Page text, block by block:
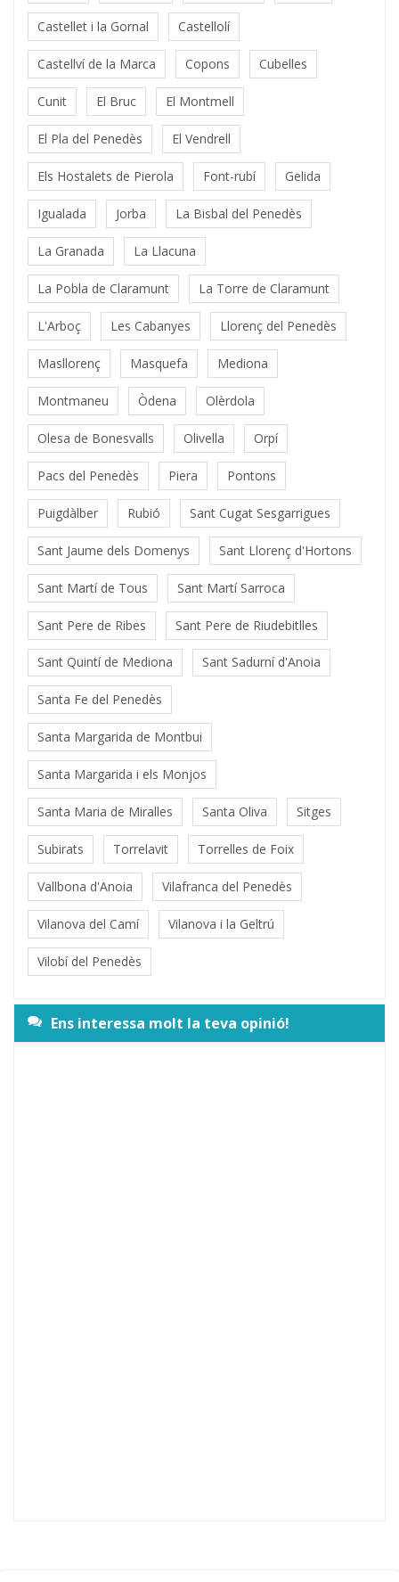
Castellet i la Gornal Castellolí
Castellví de la Marca Copons Cubelles
Cunit El Bruc El Montmell
El Pla del Penedès El Vendrell
Els Hostalets de Pierola Font-rubí Gelida
Igualada Jorba La Bisbal del Penedès
La Granada La Llacuna
La Pobla de Claramunt La Torre de Claramunt
L'Arboç Les Cabanyes Llorenç del Penedès
Masllorenç Masquefa Mediona
Montmaneu Òdena Olèrdola
Olesa de Bonesvalls Olivella Orpí
Pacs del Penedès Piera Pontons
Puigdàlber Rubió Sant Cugat Sesgarrigues
Sant Jaume dels Domenys Sant Llorenç d'Hortons
Sant Martí de Tous Sant Martí Sarroca
Sant Pere de Ribes Sant Pere de Riudebitlles
Sant Quintí de Mediona Sant Sadurní d'Anoia
Santa Fe del Penedès
Santa Margarida de Montbui
Santa Margarida i els Monjos
Santa Maria de Miralles Santa Oliva Sitges
Subirats Torrelavit Torrelles de Foix
Vallbona d'Anoia Vilafranca del Penedès
Vilanova del Camí Vilanova i la Geltrú
Vilobí del Penedès
Ens interessa molt la teva opinió!